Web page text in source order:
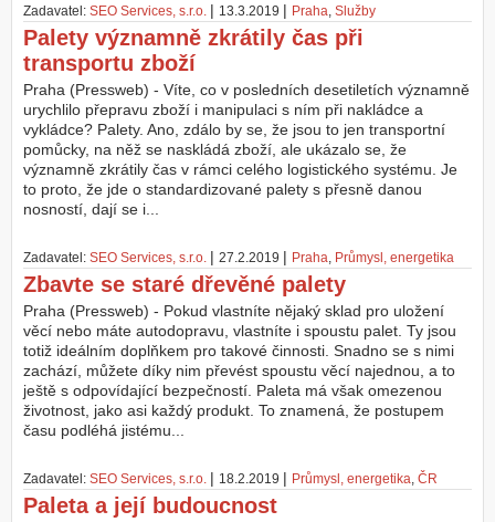
Zadavatel: SEO Services, s.r.o. | 13.3.2019 | Praha, Služby
Palety významně zkrátily čas při
transportu zboží
Praha (Pressweb) - Víte, co v posledních desetiletích významně
urychlilo přepravu zboží i manipulaci s ním při nakládce a
vykládce? Palety. Ano, zdálo by se, že jsou to jen transportní
pomůcky, na něž se naskládá zboží, ale ukázalo se, že
významně zkrátily čas v rámci celého logistického systému. Je
to proto, že jde o standardizované palety s přesně danou
nosností, dají se i...
Zadavatel: SEO Services, s.r.o. | 27.2.2019 | Praha, Průmysl, energetika
Zbavte se staré dřevěné palety
Praha (Pressweb) - Pokud vlastníte nějaký sklad pro uložení
věcí nebo máte autodopravu, vlastníte i spoustu palet. Ty jsou
totiž ideálním doplňkem pro takové činnosti. Snadno se s nimi
zachází, můžete díky nim převést spoustu věcí najednou, a to
ještě s odpovídající bezpečností. Paleta má však omezenou
životnost, jako asi každý produkt. To znamená, že postupem
času podléhá jistému...
Zadavatel: SEO Services, s.r.o. | 18.2.2019 | Průmysl, energetika, ČR
Paleta a její budoucnost